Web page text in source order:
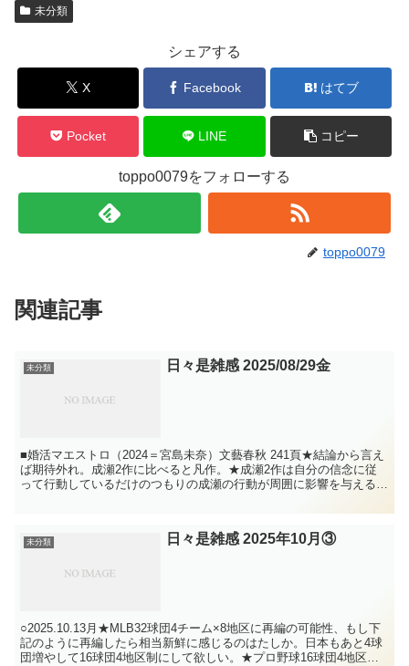
未分類
シェアする
X Facebook はてブ
Pocket LINE コピー
toppo0079をフォローする
toppo0079
関連記事
未分類 日々是雑感 2025/08/29金
■婚活マエストロ（2024＝宮島未奈）文藝春秋 241頁★結論から言え
ば期待外れ。成瀬2作に比べると凡作。★成瀬2作は自分の信念に従
って行動しているだけのつもりの成瀬の行動が周囲に影響を与える展
未分類 日々是雑感 2025年10月③
○2025.10.13月★MLB32球団4チーム×8地区に再編の可能性、もし下
記のように再編したら相当新鮮に感じるのはたしか。日本もあと4球
団増やして16球団4地区制にして欲しい。★プロ野球16球団4地区制